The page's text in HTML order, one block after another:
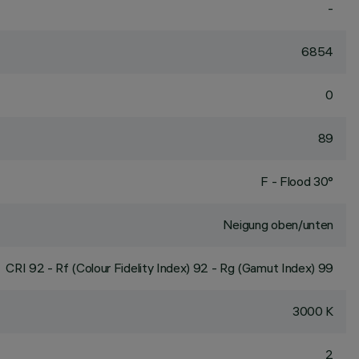
-
6854
0
89
F - Flood 30°
Neigung oben/unten
CRI 92 - Rf (Colour Fidelity Index) 92 - Rg (Gamut Index) 99
3000 K
2